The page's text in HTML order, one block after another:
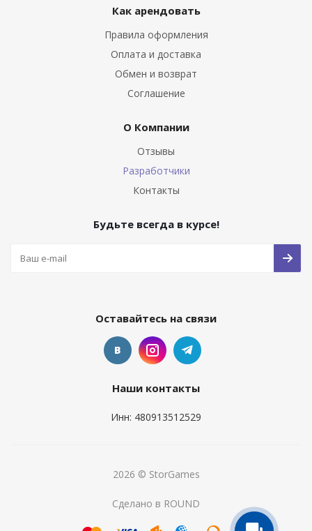
Как арендовать
Правила оформления
Оплата и доставка
Обмен и возврат
Соглашение
О Компании
Отзывы
Разработчики
Контакты
Будьте всегда в курсе!
Оставайтесь на связи
Наши контакты
Инн: 480913512529
2026 © StorGames
Сделано в ROUND